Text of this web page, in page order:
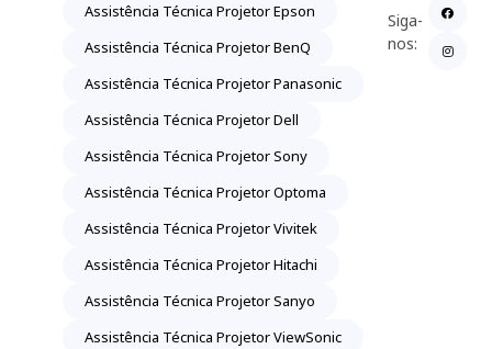
Assistência Técnica Projetor Epson
Assistência Técnica Projetor BenQ
Assistência Técnica Projetor Panasonic
Assistência Técnica Projetor Dell
Assistência Técnica Projetor Sony
Assistência Técnica Projetor Optoma
Assistência Técnica Projetor Vivitek
Assistência Técnica Projetor Hitachi
Assistência Técnica Projetor Sanyo
Assistência Técnica Projetor ViewSonic
Siga-
nos: